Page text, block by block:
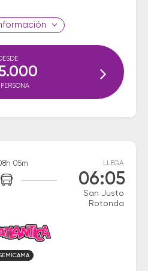
PERSONA
05m LLEGA
06:05
San Justo
Rotonda